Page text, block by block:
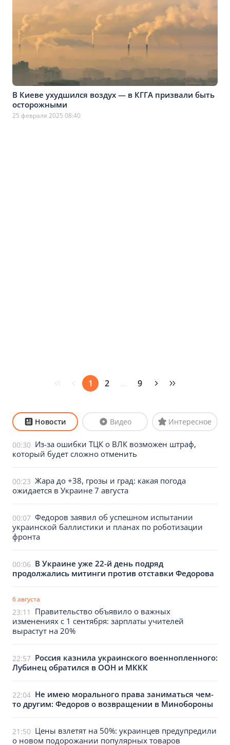
В Киеве ухудшился воздух — в КГГА призвали быть
осторожными
25 февраля 2025 08:40
1 2 … 9
Новости Видео Интересное
00:30 Из-за ошибки ТЦК о ВЛК возможен штраф,
который будет сложно отменить
00:23 Жара до +38, грозы и град: какая погода
ожидается в Украине 7 августа
00:07 Федоров заявил об успешном испытании
украинской баллистики и планах по роботизации
фронта
00:06 В Украине уже 22-й день подряд
продолжались митинги против отставки Федорова
6 августа
23:11
Правительство объявило о важных
изменениях с 1 сентября: зарплаты учителей
вырастут на 20%
22:57 Россия казнила украинского военнопленного:
Лубинец обратился в ООН и МККК
22:04 Не имею морального права заниматься чем-
то другим: Федоров о возвращении в Минобороны
21:50 Цены взлетят на 50%: украинцев предупредили
о новом подорожании популярных товаров